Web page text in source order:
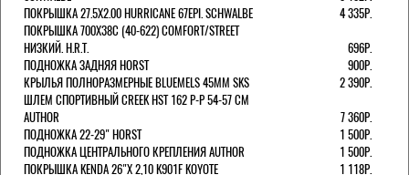
ПОКРЫШКА 27.5X2.00 HURRICANE 67EPI. SCHWALBE
4 335Р.
ПОКРЫШКА 700X38С (40-622) COMFORT/STREET
НИЗКИЙ. H.R.T.
696Р.
ПОДНОЖКА ЗАДНЯЯ HORST
900Р.
КРЫЛЬЯ ПОЛНОРАЗМЕРНЫЕ BLUEMELS 45MM SKS
2 390Р.
ШЛЕМ СПОРТИВНЫЙ CREEK HST 162 Р-Р 54-57 СМ
AUTHOR
7 360Р.
ПОДНОЖКА 22-29" HORST
1 500Р.
ПОДНОЖКА ЦЕНТРАЛЬНОГО КРЕПЛЕНИЯ AUTHOR
1 500Р.
ПОКРЫШКА KENDA 26"Х 2,10 K901F KOYOTE
1 118Р.